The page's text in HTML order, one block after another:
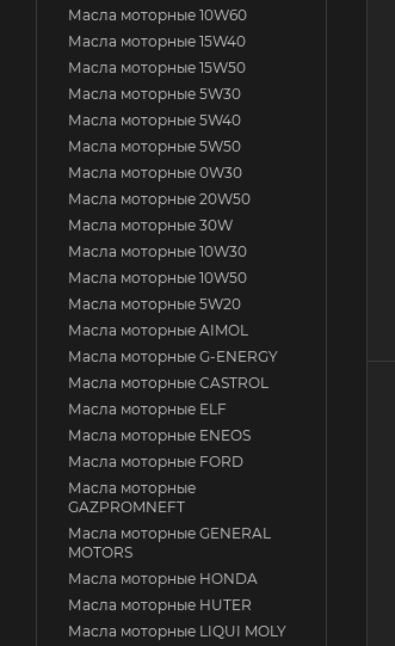
Масла моторные 10W60
Масла моторные 15W40
Масла моторные 15W50
Масла моторные 5W30
Масла моторные 5W40
Масла моторные 5W50
Масла моторные 0W30
Масла моторные 20W50
Масла моторные 30W
Масла моторные 10W30
Масла моторные 10W50
Масла моторные 5W20
Масла моторные AIMOL
Масла моторные G-ENERGY
Масла моторные CASTROL
Масла моторные ELF
Масла моторные ENEOS
Масла моторные FORD
Масла моторные
GAZPROMNEFT
Масла моторные GENERAL
MOTORS
Масла моторные HONDA
Масла моторные HUTER
Масла моторные LIQUI MOLY